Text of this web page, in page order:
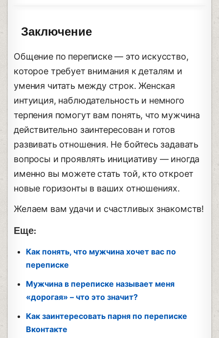
Заключение
Общение по переписке — это искусство,
которое требует внимания к деталям и
умения читать между строк. Женская
интуиция, наблюдательность и немного
терпения помогут вам понять, что мужчина
действительно заинтересован и готов
развивать отношения. Не бойтесь задавать
вопросы и проявлять инициативу — иногда
именно вы можете стать той, кто откроет
новые горизонты в ваших отношениях.
Желаем вам удачи и счастливых знакомств!
Еще:
Как понять, что мужчина хочет вас по
переписке
Мужчина в переписке называет меня
«дорогая» – что это значит?
Как заинтересовать парня по переписке
Вконтакте